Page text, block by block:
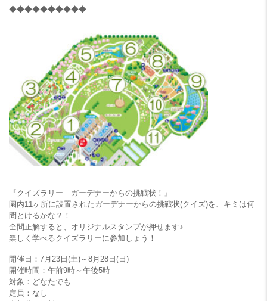
◆◆◆◆◆◆◆◆◆◆
『クイズラリー ガーデナーからの挑戦状！』
園内11ヶ所に設置されたガーデナーからの挑戦状(クイズ)を、キミは何
問とけるかな？！
全問正解すると、オリジナルスタンプが押せます♪
楽しく学べるクイズラリーに参加しょう！
開催日：7月23日(土)～8月28日(日)
開催時間：午前9時～午後5時
対象：どなたでも
定員：なし